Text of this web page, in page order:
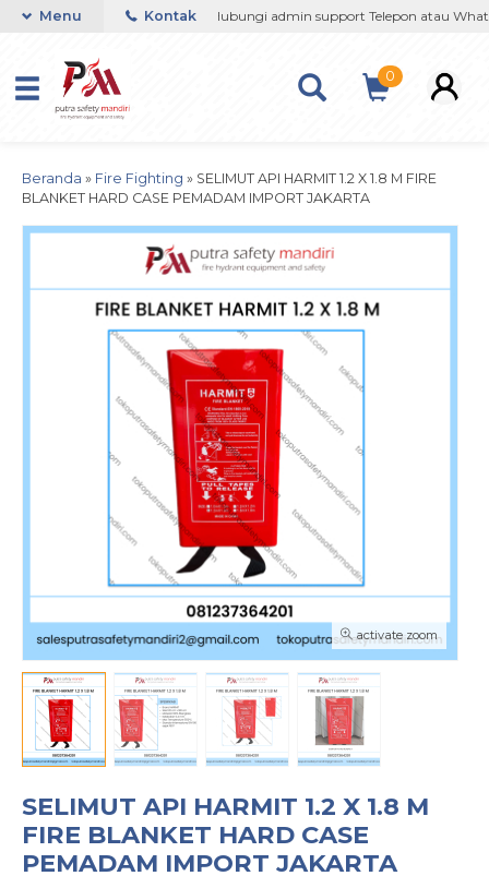
/ 081290691054 Hubungi admin support Telepon atau
Menu Kontak
0
Beranda » Fire Fighting » SELIMUT API HARMIT 1.2 X 1.8 M FIRE
BLANKET HARD CASE PEMADAM IMPORT JAKARTA
activate zoom
SELIMUT API HARMIT 1.2 X 1.8 M
FIRE BLANKET HARD CASE
PEMADAM IMPORT JAKARTA